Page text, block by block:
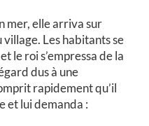
mer, elle arriva sur
village. Les habitants se
le roi s’empressa de la
dus à une
rapidement qu’il
et lui demanda :